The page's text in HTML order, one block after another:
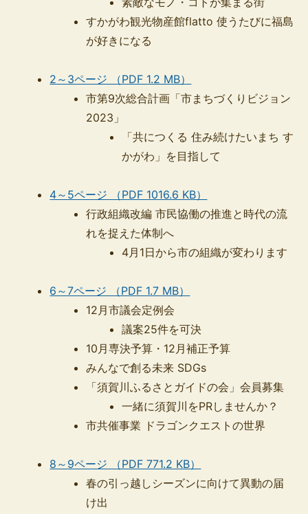
すかがわ観光物産館flatto 使うたびに福島
が好きになる
2～3ページ （PDF 1.2 MB）
市第9次総合計画「市まちづくりビジョン
2023」
「共につくる 住み続けたいまち す
かがわ」を目指して
4～5ページ （PDF 1016.6 KB）
行政組織改編 市民協働の推進と時代の流
れを捉えた体制へ
4月1日から市の組織が変わります
6～7ページ （PDF 1.7 MB）
12月市議会定例会
議案25件を可決
10月専決予算・12月補正予算
みんなで創る未来 SDGs
「須賀川ふるさとガイドの会」会員募集
一緒に須賀川をPRしませんか？
市共催事業 ドラゴンクエストの世界
8～9ページ （PDF 771.2 KB）
春の引っ越しシーズンに向けて異動の届
け出